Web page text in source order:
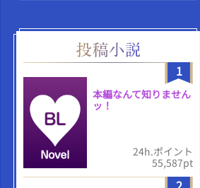
1
本編なんて知りません
ッ！
24h.ポイント
55,587pt